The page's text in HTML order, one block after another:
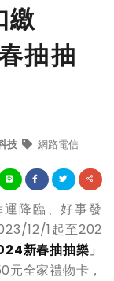
繳
抽抽
技 網路電信
降臨、好事發
12/1起至202
新春抽抽樂」
元全家禮物卡，